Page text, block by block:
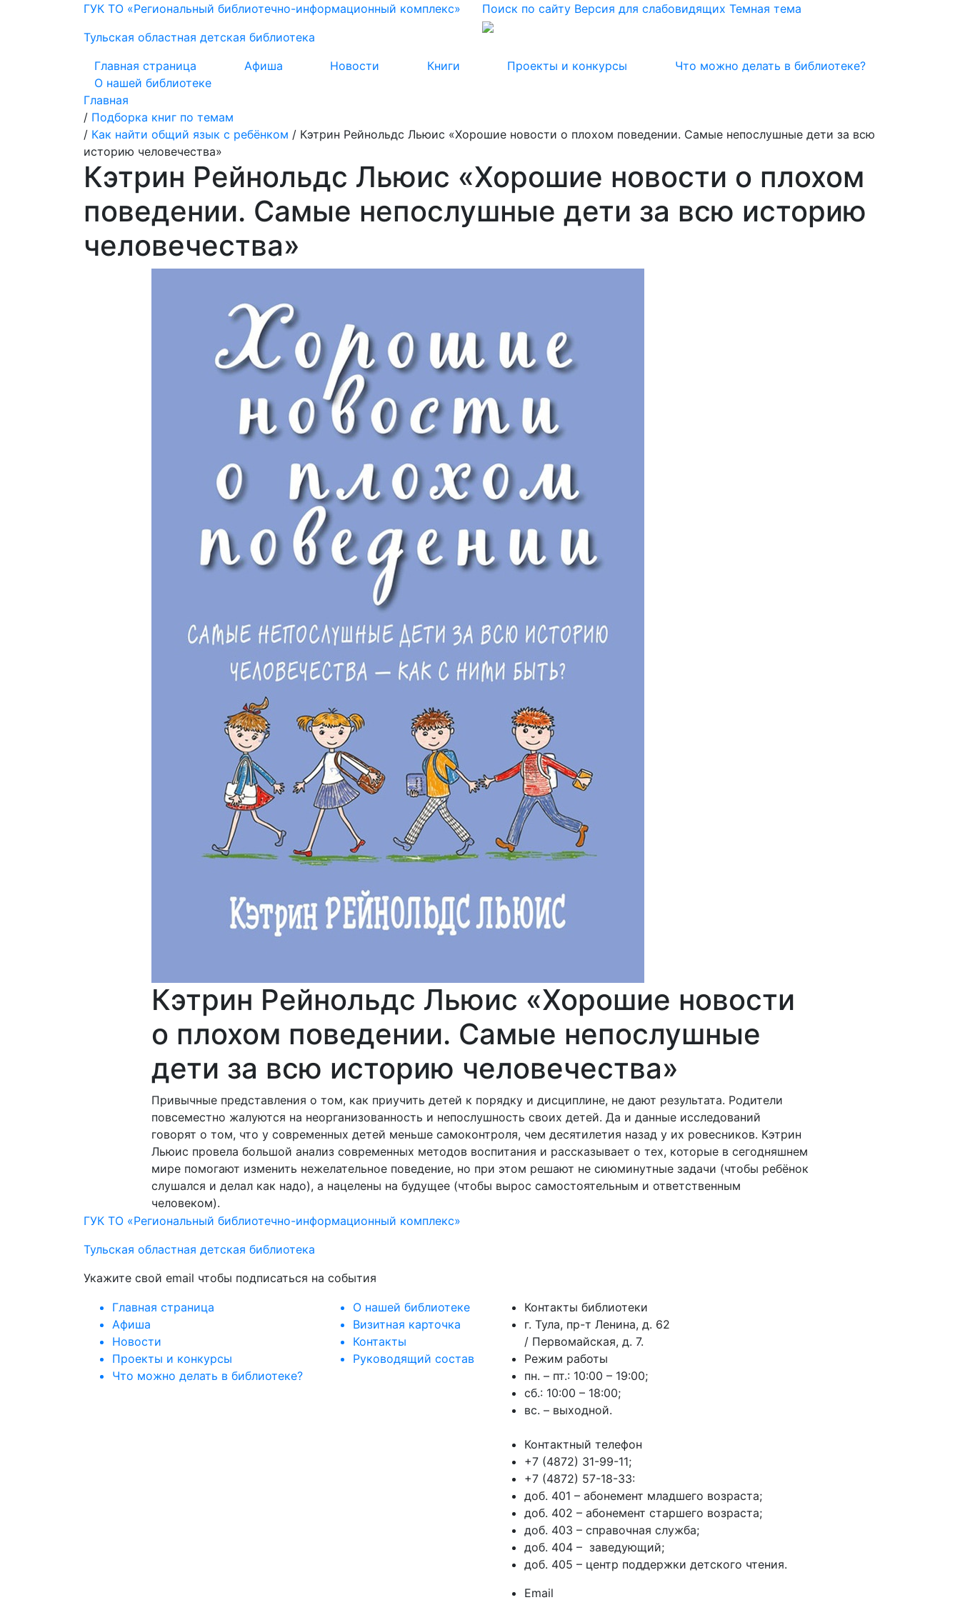
ГУК ТО «Региональный библиотечно-информационный комплекс»
Тульская областная детская библиотека
Поиск по сайту Версия для слабовидящих Темная тема
Главная страница Афиша Новости Книги Проекты и конкурсы
Что можно делать в библиотеке?
О нашей библиотеке
Главная
/ Подборка книг по темам
/ Как найти общий язык с ребёнком / Кэтрин Рейнольдс Льюис «Хорошие новости о плохом поведении. Самые непослушные дети за всю
историю человечества»
Кэтрин Рейнольдс Льюис «Хорошие новости о плохом
поведении. Самые непослушные дети за всю историю
человечества»
Кэтрин Рейнольдс Льюис «Хорошие новости
о плохом поведении. Самые непослушные
дети за всю историю человечества»
Привычные представления о том, как приучить детей к порядку и дисциплине, не дают результата. Родители
повсеместно жалуются на неорганизованность и непослушность своих детей. Да и данные исследований
говорят о том, что у современных детей меньше самоконтроля, чем десятилетия назад у их ровесников. Кэтрин
Льюис провела большой анализ современных методов воспитания и рассказывает о тех, которые в сегодняшнем
мире помогают изменить нежелательное поведение, но при этом решают не сиюминутные задачи (чтобы ребёнок
слушался и делал как надо), а нацелены на будущее (чтобы вырос самостоятельным и ответственным
человеком).
ГУК ТО «Региональный библиотечно-информационный комплекс»
Тульская областная детская библиотека
Укажите свой email чтобы подписаться на события
Главная страница
Афиша
Новости
Проекты и конкурсы
Что можно делать в библиотеке?
О нашей библиотеке
Визитная карточка
Контакты
Руководящий состав
Контакты библиотеки
г. Тула, пр-т Ленина, д. 62
/ Первомайская, д. 7.
Режим работы
пн. – пт.: 10:00 – 19:00;
сб.: 10:00 – 18:00;
вс. – выходной.
Контактный телефон
+7 (4872) 31-99-11;
+7 (4872) 57-18-33:
доб. 401 – абонемент младшего возраста;
доб. 402 – абонемент старшего возраста;
доб. 403 – справочная служба;
доб. 404 – заведующий;
доб. 405 – центр поддержки детского чтения.
Email